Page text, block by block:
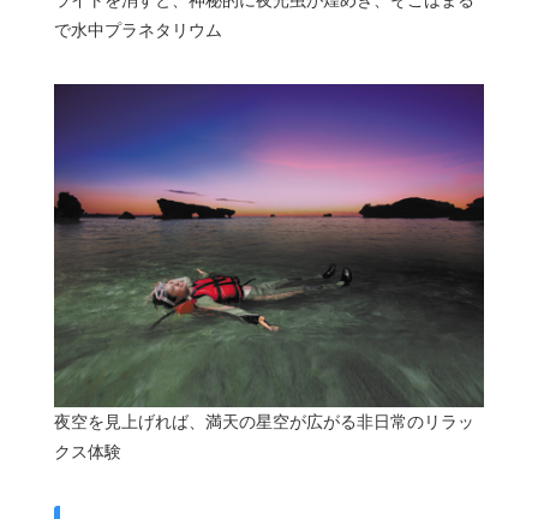
で水中プラネタリウム
夜空を見上げれば、満天の星空が広がる非日常のリラッ
クス体験